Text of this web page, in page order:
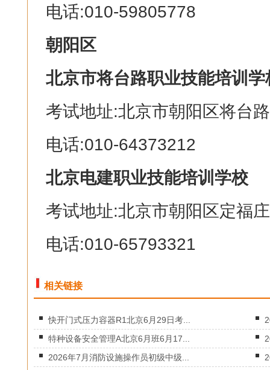
电话:010-59805778
朝阳区
北京市将台路职业技能培训学
考试地址:北京市朝阳区将台
电话:010-64373212
北京电建职业技能培训学校
考试地址:北京市朝阳区定福
电话:010-65793321
相关链接
快开门式压力容器R1北京6月29日考...
特种设备安全管理A北京6月班6月17...
2026年7月消防设施操作员初级中级...